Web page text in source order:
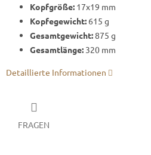
Kopfgröße: 17x19 mm
Kopfegewicht: 615 g
Gesamtgewicht:875 g
Gesamtlänge: 320 mm
Detaillierte Informationen
FRAGEN